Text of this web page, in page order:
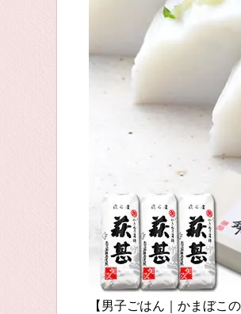
【男子ごはん｜かまぼこ